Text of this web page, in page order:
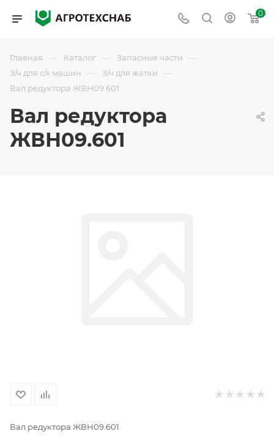
0
Главная — Каталог — Запасные части —
З/ч для с/х машин — З/ч для жатки —
Вал редуктора ЖВН09.601
Вал редуктора
ЖВН09.601
Вал редуктора ЖВН09.601